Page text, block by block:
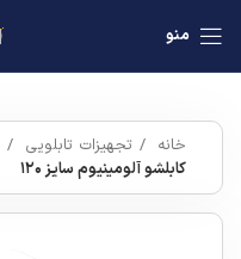
منو
خانه تجهیزات تابلویی
کابلشو آلومینیوم سایز ۱۲۰